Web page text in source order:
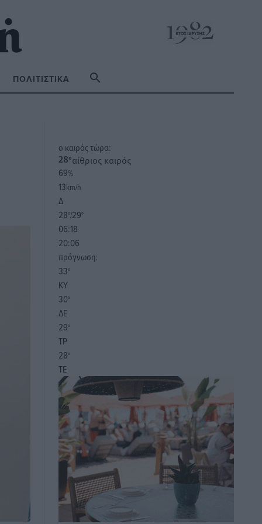
ΠΟΛΙΤΙΣΤΙΚΆ
o καιρός τώρα:
28°αίθριος καιρός
69%
13km/h
Δ
28°/29°
06:18
20:06
πρόγνωση:
33°
ΚΥ
30°
ΔΕ
29°
ΤΡ
28°
ΤΕ